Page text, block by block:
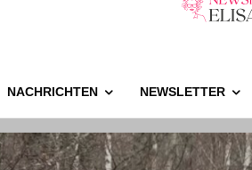
NACHRICHTEN NEWSLETTER